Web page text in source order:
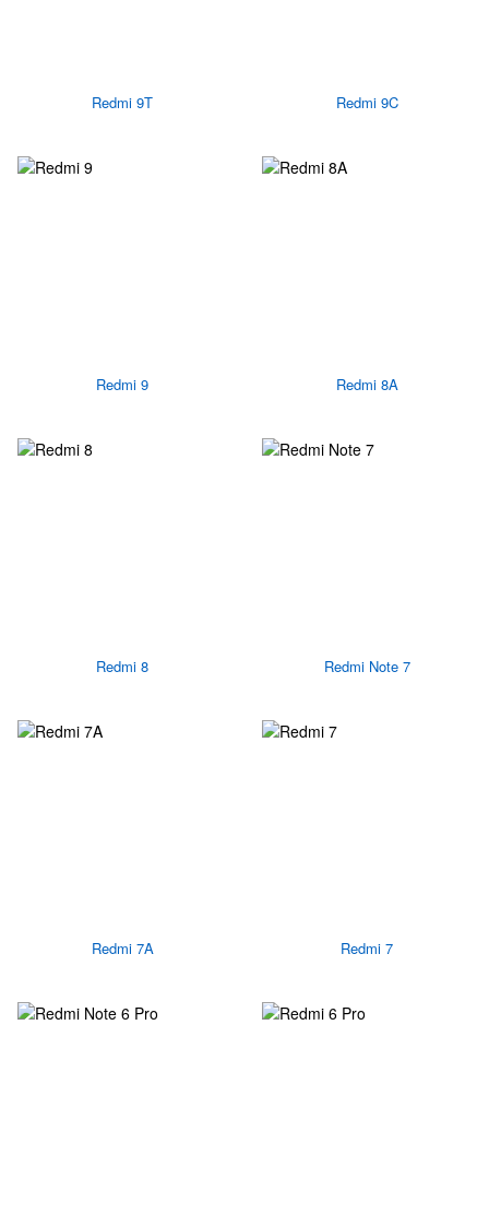
Redmi 9T Redmi 9C
Redmi 9 Redmi 8A
Redmi 8 Redmi Note 7
Redmi 7A Redmi 7